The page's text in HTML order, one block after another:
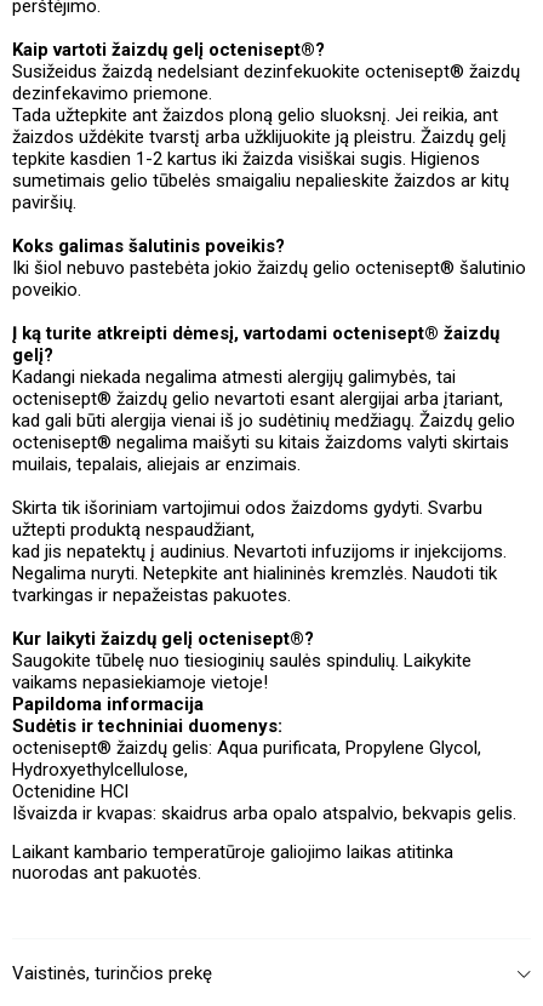
perštėjimo.
Kaip vartoti žaizdų gelį octenisept®?
Susižeidus žaizdą nedelsiant dezinfekuokite octenisept® žaizdų
dezinfekavimo priemone.
Tada užtepkite ant žaizdos ploną gelio sluoksnį. Jei reikia, ant
žaizdos uždėkite tvarstį arba užklijuokite ją pleistru. Žaizdų gelį
tepkite kasdien 1-2 kartus iki žaizda visiškai sugis. Higienos
sumetimais gelio tūbelės smaigaliu nepalieskite žaizdos ar kitų
paviršių.
Koks galimas šalutinis poveikis?
Iki šiol nebuvo pastebėta jokio žaizdų gelio octenisept® šalutinio
poveikio.
Į ką turite atkreipti dėmesį, vartodami octenisept® žaizdų
gelį?
Kadangi niekada negalima atmesti alergijų galimybės, tai
octenisept® žaizdų gelio nevartoti esant alergijai arba įtariant,
kad gali būti alergija vienai iš jo sudėtinių medžiagų. Žaizdų gelio
octenisept® negalima maišyti su kitais žaizdoms valyti skirtais
muilais, tepalais, aliejais ar enzimais.
Skirta tik išoriniam vartojimui odos žaizdoms gydyti. Svarbu
užtepti produktą nespaudžiant,
kad jis nepatektų į audinius. Nevartoti infuzijoms ir injekcijoms.
Negalima nuryti. Netepkite ant hialininės kremzlės. Naudoti tik
tvarkingas ir nepažeistas pakuotes.
Kur laikyti žaizdų gelį octenisept®?
Saugokite tūbelę nuo tiesioginių saulės spindulių. Laikykite
vaikams nepasiekiamoje vietoje!
Papildoma informacija
Sudėtis ir techniniai duomenys:
octenisept® žaizdų gelis: Aqua purificata, Propylene Glycol,
Hydroxyethylcellulose,
Octenidine HCl
Išvaizda ir kvapas: skaidrus arba opalo atspalvio, bekvapis gelis.
Laikant kambario temperatūroje galiojimo laikas atitinka
nuorodas ant pakuotės.
Vaistinės, turinčios prekę